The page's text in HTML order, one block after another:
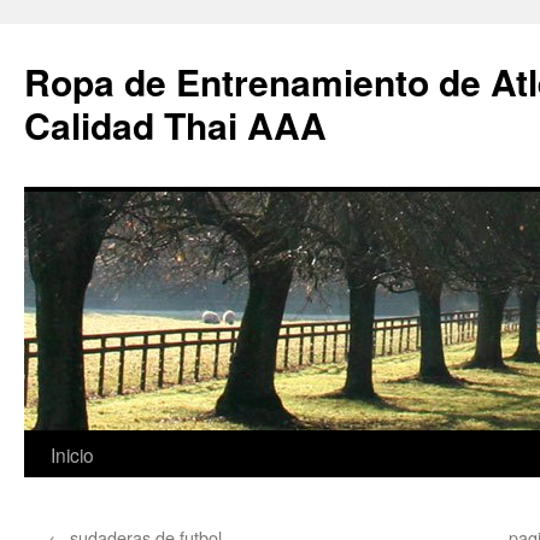
Ropa de Entrenamiento de
Calidad Thai AAA
Saltar
Inicio